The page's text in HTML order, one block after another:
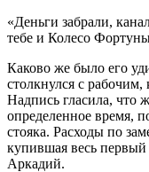
«Деньги забрали,
тебе и Колесо
Каково же было его
столкнулся с
Надпись гласила, что
определенное время,
стояка. Расходы по
купившая весь
Аркадий.